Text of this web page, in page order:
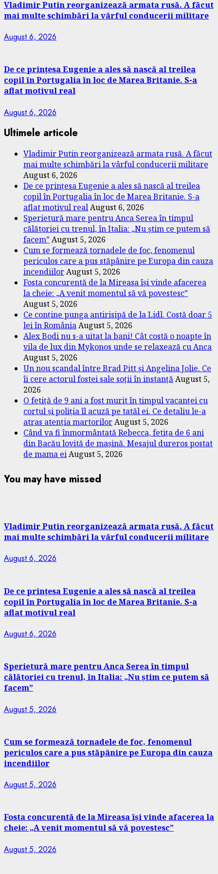
Vladimir Putin reorganizează armata rusă. A făcut
mai multe schimbări la vârful conducerii militare
August 6, 2026
De ce prințesa Eugenie a ales să nască al treilea
copil în Portugalia în loc de Marea Britanie. S-a
aflat motivul real
August 6, 2026
Ultimele articole
Vladimir Putin reorganizează armata rusă. A făcut
mai multe schimbări la vârful conducerii militare
August 6, 2026
De ce prințesa Eugenie a ales să nască al treilea
copil în Portugalia în loc de Marea Britanie. S-a
aflat motivul realAugust 6, 2026
Sperietură mare pentru Anca Serea în timpul
călătoriei cu trenul, în Italia: „Nu știm ce putem să
facem”August 5, 2026
Cum se formează tornadele de foc, fenomenul
periculos care a pus stăpânire pe Europa din cauza
incendiilorAugust 5, 2026
Fosta concurentă de la Mireasa își vinde afacerea
la cheie: „A venit momentul să vă povestesc”
August 5, 2026
Ce conține punga antirisipă de la Lidl. Costă doar 5
lei în RomâniaAugust 5, 2026
Alex Bodi nu s-a uitat la bani! Cât costă o noapte în
vila de lux din Mykonos unde se relaxează cu Anca
August 5, 2026
Un nou scandal între Brad Pitt și Angelina Jolie. Ce
îi cere actorul fostei sale soții în instanțăAugust 5,
2026
O fetiță de 9 ani a fost murit în timpul vacanței cu
cortul și poliția îl acuză pe tatăl ei. Ce detaliu le-a
atras atenția martorilorAugust 5, 2026
Când va fi înmormântată Rebecca, fetița de 6 ani
din Bacău lovită de mașină. Mesajul dureros postat
de mama eiAugust 5, 2026
You may have missed
Vladimir Putin reorganizează armata rusă. A făcut
mai multe schimbări la vârful conducerii militare
August 6, 2026
De ce prințesa Eugenie a ales să nască al treilea
copil în Portugalia în loc de Marea Britanie. S-a
aflat motivul real
August 6, 2026
Sperietură mare pentru Anca Serea în timpul
călătoriei cu trenul, în Italia: „Nu știm ce putem să
facem”
August 5, 2026
Cum se formează tornadele de foc, fenomenul
periculos care a pus stăpânire pe Europa din cauza
incendiilor
August 5, 2026
Fosta concurentă de la Mireasa își vinde afacerea la
cheie: „A venit momentul să vă povestesc”
August 5, 2026